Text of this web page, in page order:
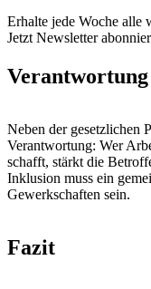
Erhalte jede Woche alle
Jetzt Newsletter
Neben der gesetzlichen
Verantwortung: Wer
schafft, stärkt die
Inklusion muss ein
Gewerkschaften sein.
Fazit